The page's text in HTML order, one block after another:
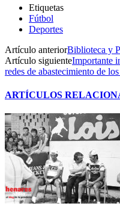
Etiquetas
Fútbol
Deportes
Artículo anteriorBiblioteca y
Artículo siguienteImportante
redes de abastecimiento de
ARTÍCULOS